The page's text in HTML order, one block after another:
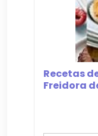
Recetas
Freidora